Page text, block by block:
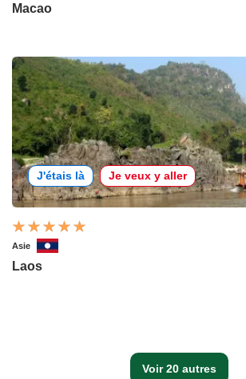
Macao
J'étais là Je veux y aller
Asie
Laos
Voir 20 autres